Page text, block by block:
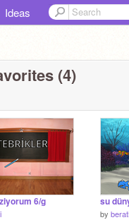
Ideas
(4)
6/g su
by